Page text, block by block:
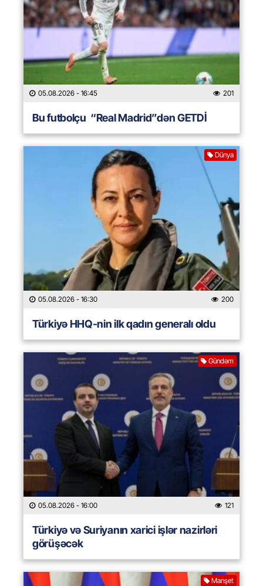
05.08.2026 - 16:45 201
Bu futbolçu “Real Madrid”dən GETDİ
Dünya
05.08.2026 - 16:30 200
Türkiyə HHQ-nin ilk qadın generalı oldu
Gündəm
05.08.2026 - 16:00 121
Türkiyə və Suriyanın xarici işlər nazirləri
görüşəcək
Manşet